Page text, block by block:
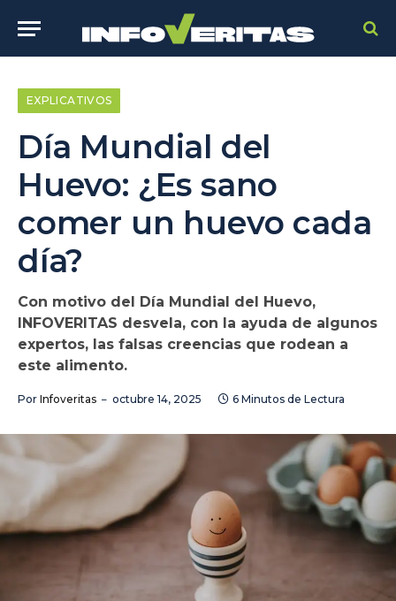
EXPLICATIVOS
Día Mundial del
Huevo: ¿Es sano
comer un huevo cada
día?
Con motivo del Día Mundial del Huevo,
INFOVERITAS desvela, con la ayuda de algunos
expertos, las falsas creencias que rodean a
este alimento.
Por Infoveritas octubre 14, 2025 6 Minutos de Lectura